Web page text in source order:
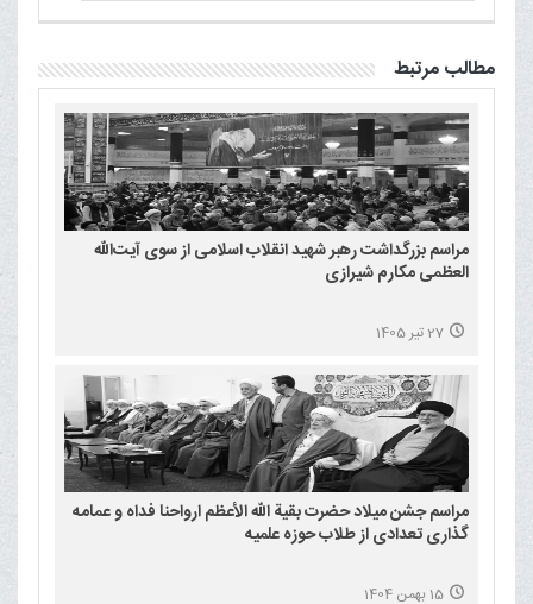
مطالب مرتبط
مراسم بزرگداشت رهبر شهید انقلاب اسلامی از سوی آیت‌الله
العظمی مکارم شیرازی
27 تیر 1405
مراسم جشن میلاد حضرت بقیة الله الأعظم ارواحنا فداه و عمامه
گذاری تعدادی از طلاب حوزه علمیه
15 بهمن 1404